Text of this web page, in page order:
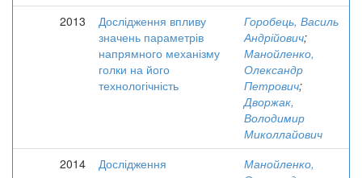
2013
Дослідження впливу
значень параметрів
напрямного механізму
голки на його
технологічність
Горобець, Василь
Андрійович;
Манойленко,
Олександр
Петрович;
Дворжак,
Володимир
Миколлайович
2014
Дослідження
Манойленко,